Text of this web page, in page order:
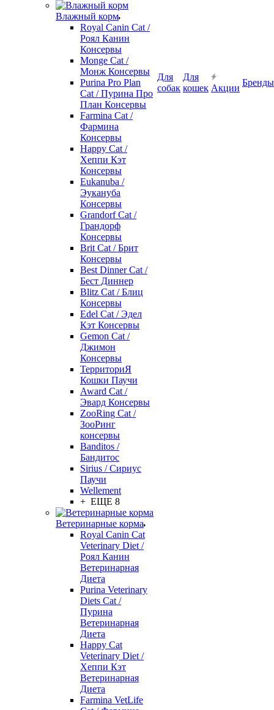
Влажный корм
Royal Canin Cat /
Роял Канин
Консервы
Monge Cat /
Монж Консервы
Purina Pro Plan
Cat / Пурина Про
План Консервы
Farmina Cat /
Фармина
Консервы
Happy Cat /
Хеппи Кэт
Консервы
Eukanuba /
Эукануба
Консервы
Grandorf Cat /
Грандорф
Консервы
Brit Cat / Брит
Консервы
Best Dinner Cat /
Бест Диннер
Blitz Cat / Блиц
Консервы
Edel Cat / Эдел
Кэт Консервы
Gemon Cat /
Джимон
Консервы
ТерриториЯ
Кошки Паучи
Award Cat /
Эвард Консервы
ZooRing Cat /
ЗооРинг
консервы
Banditos /
Бандитос
Sirius / Сириус
Паучи
Wellement
+ ЕЩЕ 8
Ветеринарные корма
Royal Canin Cat
Veterinary Diet /
Роял Канин
Ветеринарная
Диета
Purina Veterinary
Diets Cat /
Пурина
Ветеринарная
Диета
Happy Cat
Veterinary Diet /
Хеппи Кэт
Ветеринарная
Диета
Farmina VetLife
Для
собак
Для
кошек Акции
Бренды